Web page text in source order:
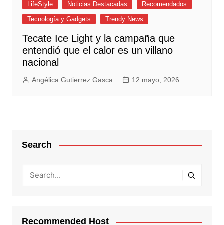
LifeStyle Noticias Destacadas
Recomendados
Tecnología y Gadgets
Trendy News
Tecate Ice Light y la campaña que
entendió que el calor es un villano
nacional
Angélica Gutierrez Gasca 12 mayo, 2026
Search
Recommended Host